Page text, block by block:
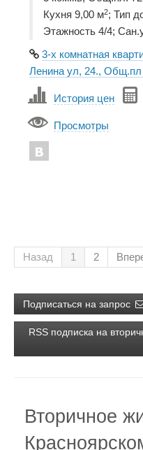
Кухня 9,00 м2; Тип
Этажность 4/4;
3-х комнатная
Ленина ул, 24., Общ.пл
История цен
Просмотры
Назад 1 2
Подписаться на запрос
RSS подписка на
Вторичное